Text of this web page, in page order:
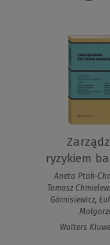
ryzykiem
Aneta Ptak-
Tomasz
Górnisiewicz,
Wolters